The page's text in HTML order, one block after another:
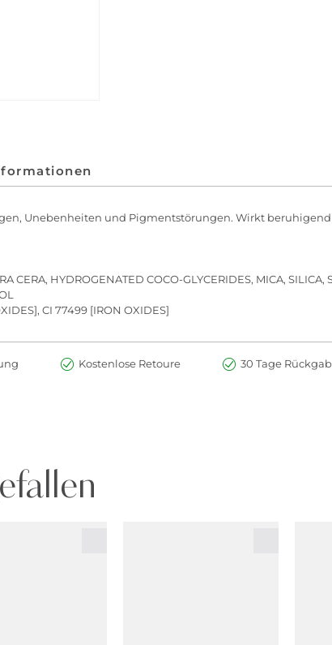
Unebenheiten und Pigmentstörungen. Wirkt
CERA, HYDROGENATED COCO-GLYCERIDES, MICA, SILICA,
CI 77499 [IRON OXIDES]
Kostenlose Retoure 30 Tage